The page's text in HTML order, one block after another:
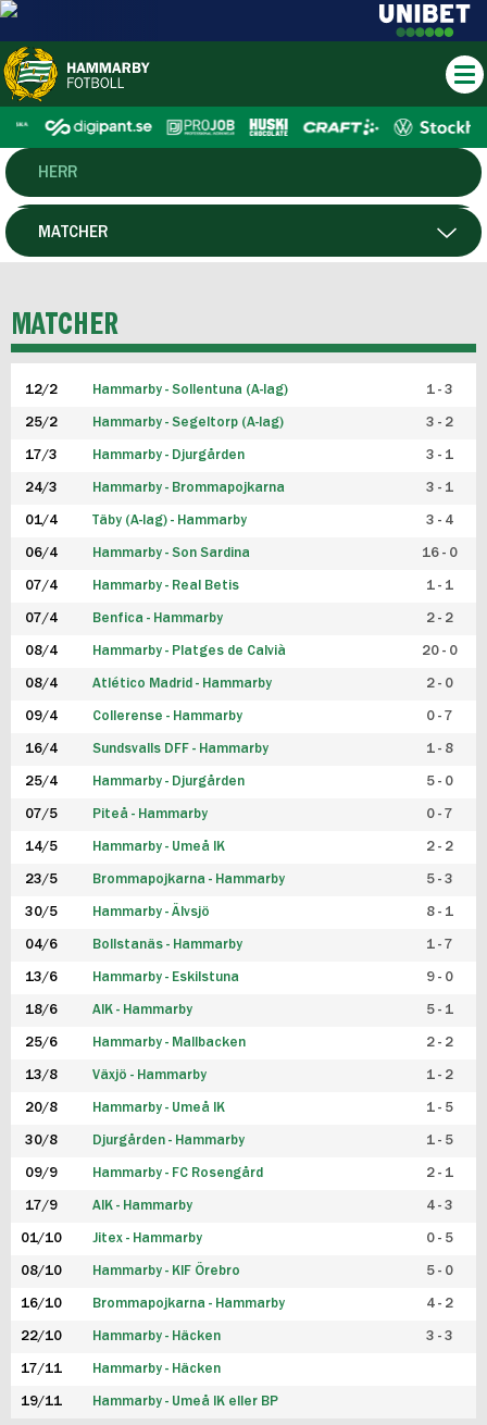
HERR
DAM
P19
F19
FUTSAL HERR
FUTSAL DAM
MATCHER
MATCHER
12/2 Hammarby - Sollentuna (A-lag) 1 - 3
25/2 Hammarby - Segeltorp (A-lag) 3 - 2
17/3 Hammarby - Djurgården 3 - 1
24/3 Hammarby - Brommapojkarna 3 - 1
01/4 Täby (A-lag) - Hammarby 3 - 4
06/4 Hammarby - Son Sardina 16 - 0
07/4 Hammarby - Real Betis 1 - 1
07/4 Benfica - Hammarby 2 - 2
08/4 Hammarby - Platges de Calvià 20 - 0
08/4 Atlético Madrid - Hammarby 2 - 0
09/4 Collerense - Hammarby 0 - 7
16/4 Sundsvalls DFF - Hammarby 1 - 8
25/4 Hammarby - Djurgården 5 - 0
07/5 Piteå - Hammarby 0 - 7
14/5 Hammarby - Umeå IK 2 - 2
23/5 Brommapojkarna - Hammarby 5 - 3
30/5 Hammarby - Älvsjö 8 - 1
04/6 Bollstanäs - Hammarby 1 - 7
13/6 Hammarby - Eskilstuna 9 - 0
18/6 AIK - Hammarby 5 - 1
25/6 Hammarby - Mallbacken 2 - 2
13/8 Växjö - Hammarby 1 - 2
20/8 Hammarby - Umeå IK 1 - 5
30/8 Djurgården - Hammarby 1 - 5
09/9 Hammarby - FC Rosengård 2 - 1
17/9 AIK - Hammarby 4 - 3
01/10 Jitex - Hammarby 0 - 5
08/10 Hammarby - KIF Örebro 5 - 0
16/10 Brommapojkarna - Hammarby 4 - 2
22/10 Hammarby - Häcken 3 - 3
17/11 Hammarby - Häcken
19/11 Hammarby - Umeå IK eller BP